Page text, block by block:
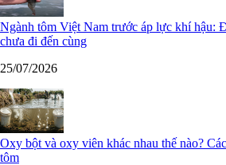
Ngành tôm Việt Nam trước áp lực khí hậu:
chưa đi đến cùng
25/07/2026
Oxy bột và oxy viên khác nhau thế nào?
tôm